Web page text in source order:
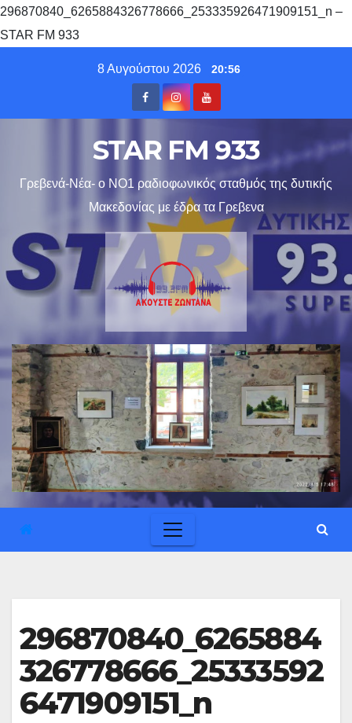
296870840_6265884326778666_253335926471909151_n –
STAR FM 933
8 Αυγούστου 2026 20:56
STAR FM 933
Γρεβενά-Νέα- ο ΝΟ1 ραδιοφωνικός σταθμός της δυτικής
Μακεδονίας με έδρα τα Γρεβενα
296870840_6265884
326778666_25333592
6471909151_n